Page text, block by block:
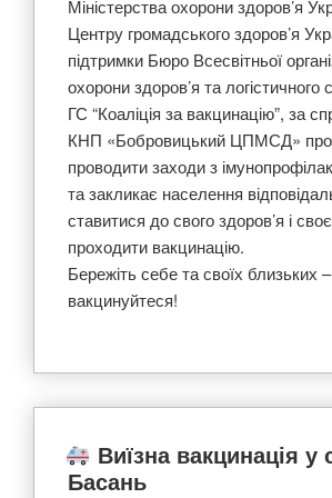
Міністерства охорони здоров’я
Центру громадського здоров’я
підтримки Бюро Всесвітньої
охорони здоров’я та логістичного
ГС “Коаліція за вакцинацію”, за
КНП «Бобровицький ЦПМСД»
проводити заходи з
та закликає населення
ставитися до свого здоров’я і
проходити вакцинацію.
Бережіть себе та своїх близьких –
вакцинуйтеся!
Виїзна вакцинація у
Басань